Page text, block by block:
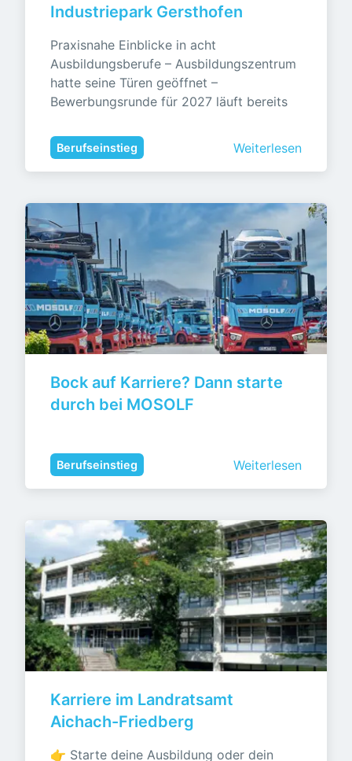
Industriepark Gersthofen
Praxisnahe Einblicke in acht
Ausbildungsberufe – Ausbildungszentrum
hatte seine Türen geöffnet –
Bewerbungsrunde für 2027 läuft bereits
Berufseinstieg Weiterlesen
Bock auf Karriere? Dann starte
durch bei MOSOLF
Berufseinstieg Weiterlesen
Karriere im Landratsamt
Aichach-Friedberg
👉 Starte deine Ausbildung oder dein